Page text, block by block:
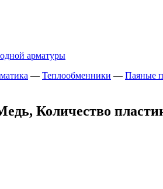
арматуры
— Теплообменники — Паяные
Количество